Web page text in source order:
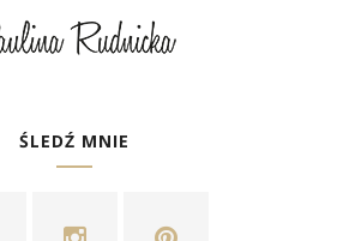
ŚLEDŹ MNIE